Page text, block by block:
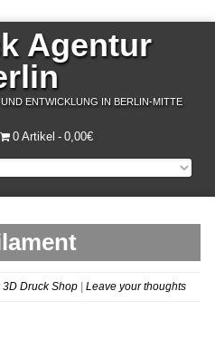
Agentur
ENTWICKLUNG IN BERLIN-MITTE
0 Artikel 0,00€
3D Druck Shop Leave your thoughts